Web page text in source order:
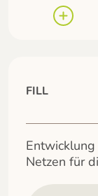
FILL
Netzen für